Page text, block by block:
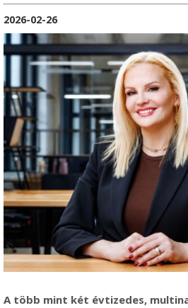
2026-02-26
A több mint két évtizedes,